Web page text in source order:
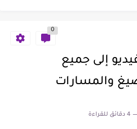
تطبيق لتحميل صور و خلفيات للبنات و الفتيات و اقتباسات...
0
إلى جميع
والمسارات
4 دقائق للقراءة